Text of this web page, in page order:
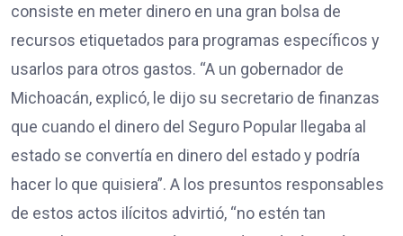
consiste en meter dinero en una gran bolsa de
recursos etiquetados para programas específicos y
usarlos para otros gastos. “A un gobernador de
Michoacán, explicó, le dijo su secretario de finanzas
que cuando el dinero del Seguro Popular llegaba al
estado se convertía en dinero del estado y podría
hacer lo que quisiera”. A los presuntos responsables
de estos actos ilícitos advirtió, “no estén tan